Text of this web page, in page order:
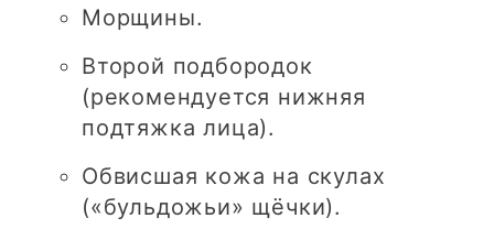
Морщины.
Второй подбородок
(рекомендуется нижняя
подтяжка лица).
Обвисшая кожа на скулах
(«бульдожьи» щёчки).